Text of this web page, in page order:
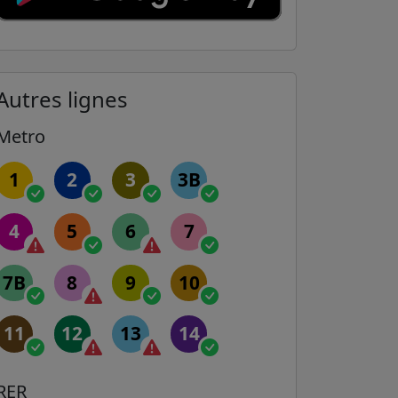
lignes
1 2 3 3B
4 5 6 7
7B 8 9 10
11 12 13 14